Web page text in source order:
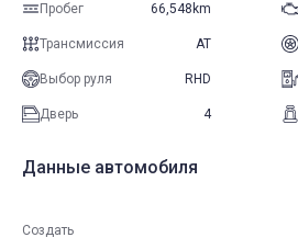
Пробег 66,548km
Трансмиссия AT
Выбор руля RHD
Дверь 4
Данные автомобиля
Создать